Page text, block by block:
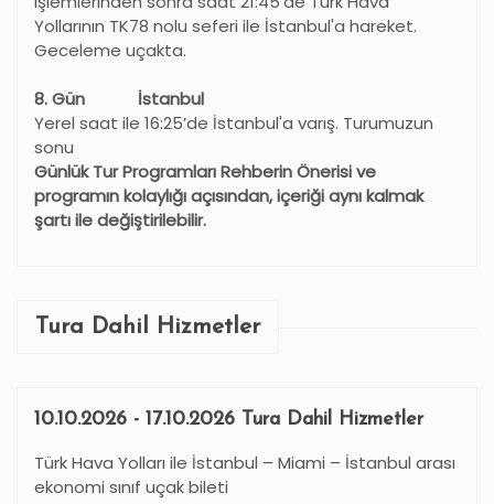
Yollarının TK78 nolu seferi ile İstanbul'a hareket.
Geceleme uçakta.
8. Gün İstanbul
Yerel saat ile 16:25’de İstanbul'a varış. Turumuzun
sonu
Günlük Tur Programları Rehberin Önerisi ve
programın kolaylığı açısından, içeriği aynı kalmak
şartı ile değiştirilebilir.
Tura Dahil Hizmetler
10.10.2026 - 17.10.2026 Tura Dahil Hizmetler
Türk Hava Yolları ile İstanbul – Miami – İstanbul arası
ekonomi sınıf uçak bileti